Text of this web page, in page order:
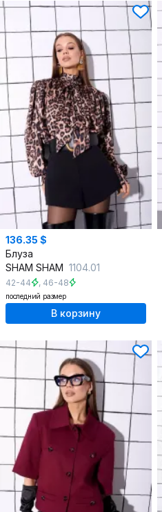
136.35 $
Блуза
SHAM SHAM 1104.01
42-44 , 46-48
последний размер
В корзину